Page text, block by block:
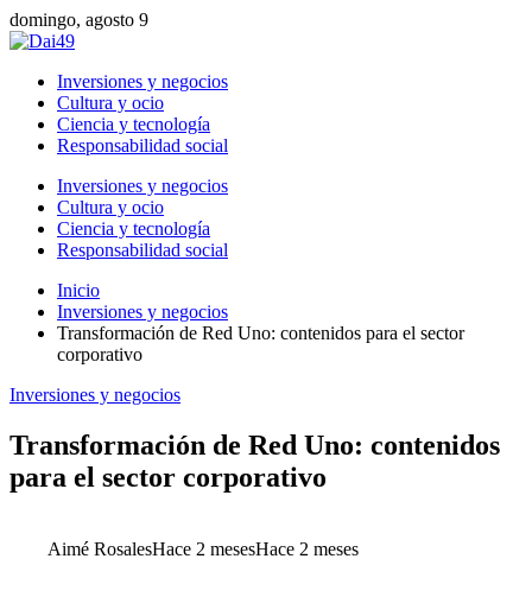
domingo, agosto 9
Inversiones y negocios
Cultura y ocio
Ciencia y tecnología
Responsabilidad social
Inversiones y negocios
Cultura y ocio
Ciencia y tecnología
Responsabilidad social
Inicio
Inversiones y negocios
Transformación de Red Uno: contenidos para el sector
corporativo
Inversiones y negocios
Transformación de Red Uno: contenidos
para el sector corporativo
Aimé RosalesHace 2 mesesHace 2 meses